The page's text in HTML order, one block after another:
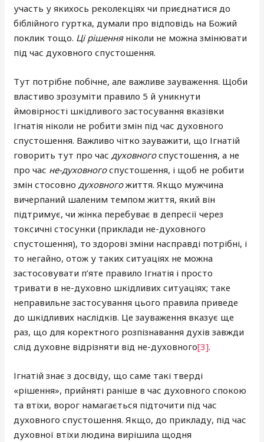
участь у якихось реколекціях чи приєднатися до
біблійного гуртка, думали про відповідь на Божий
поклик тощо. Ці рішенняніколи не можна змінювати
під час духовного спустошення.
Тут потрібне побічне, але важливе зауваження. Щоби
властиво зрозуміти правило 5 й уникнути
ймовірності шкідливого застосування вказівки
Ігнатія ніколи не робити змін під час духовного
спустошення. Важливо чітко зауважити, що Ігнатій
говорить тут про часдуховногоспустошення, а не
про час не-духовногоспустошення, і щоб не робити
змін стосовнодуховногожиття. Якщо мужчина
вичерпаний шаленим темпом життя, який він
підтримує, чи жінка перебуває в депресії через
токсичні стосунки (приклади не-духовного
спустошення), то здорові зміни насправді потрібні, і
то негайно, отож у таких ситуаціях не можна
застосовувати п’яте правило Ігнатія і просто
тривати в не-духовно шкідливих ситуаціях; таке
неправильне застосування цього правила приведе
до шкідливих наслідків. Це зауваження вказує ще
раз, що для коректного розпізнавання духів завжди
слід духовне відрізняти від не-духовного[3].
Ігнатій знає з досвіду, що саме такі тверді
«рішення», прийняті раніше в час духовного спокою
та втіхи, ворог намагається підточити під час
духовного спустошення. Якщо, до прикладу, під час
духовної втіхи людина вирішила щодня